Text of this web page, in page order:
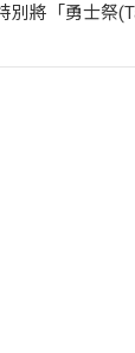
別將「勇士祭